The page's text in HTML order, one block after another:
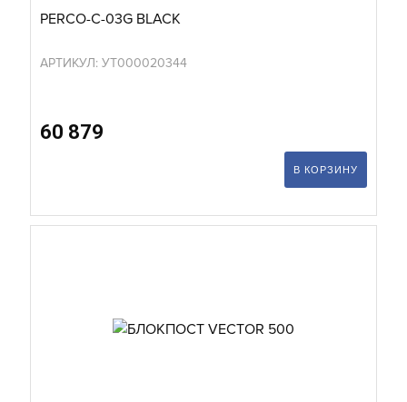
PERCO-C-03G BLACK
АРТИКУЛ: УТ000020344
60 879
В КОРЗИНУ